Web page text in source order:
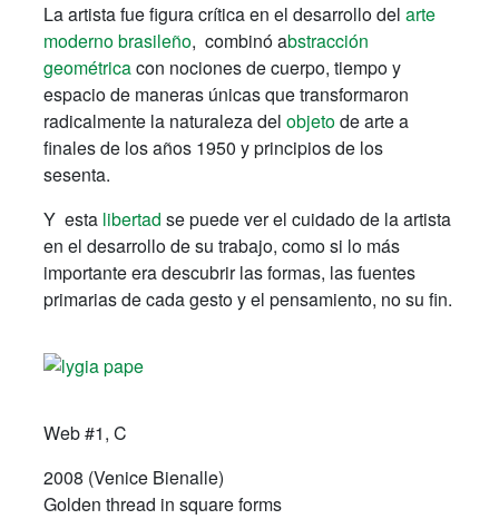
La artista fuefigura crítica en el desarrollo del arte
moderno brasileño, combinó abstracción
geométricacon nociones de cuerpo, tiempo y
espacio de maneras únicas que transformaron
radicalmente la naturaleza del objetode arte a
finales de los años 1950 y principios de los
sesenta.
Y esta libertad se puede ver el cuidado de la artista
en el desarrollo de su trabajo, como si lo más
importante era descubrir las formas, las fuentes
primarias de cada gesto y el pensamiento, no su fin.
Web #1, C
2008 (Venice Bienalle)
Golden thread in square forms